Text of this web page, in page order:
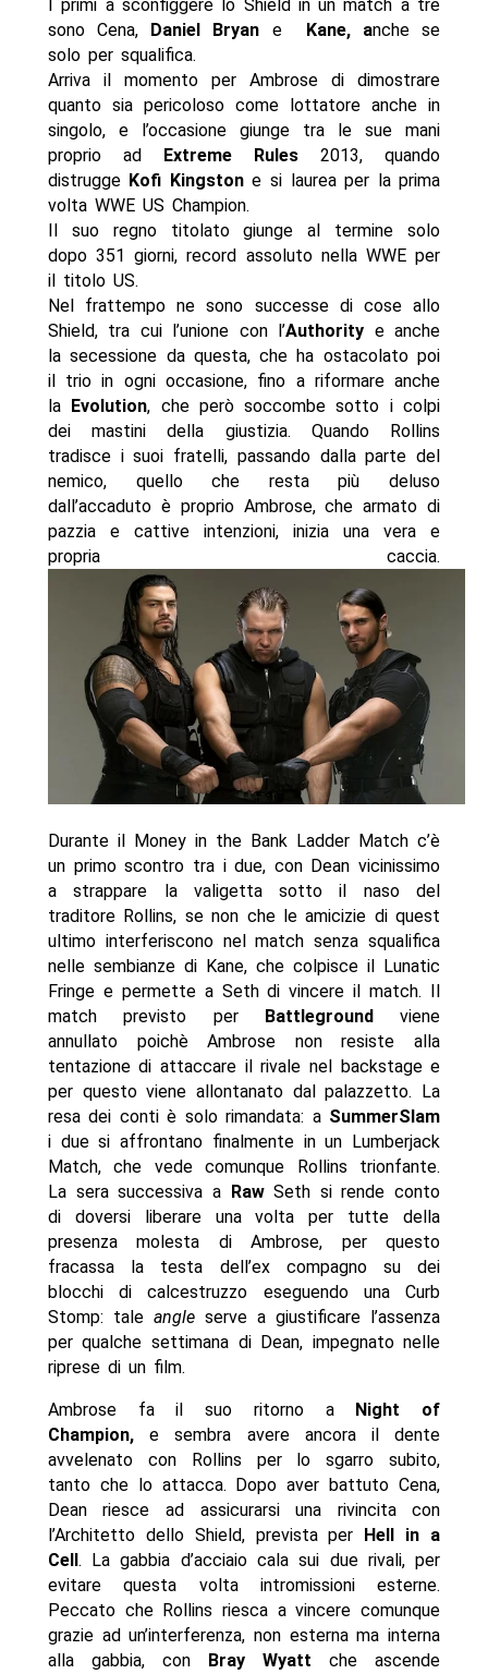
I primi a sconfiggere lo Shield in un match a tre
sono Cena,
Daniel Bryan e Kane, anche se
solo per squalifica.
Arriva il momento per Ambrose di dimostrare
quanto sia pericoloso come lottatore anche in
singolo, e l’occasione giunge tra le sue mani
proprio ad
Extreme Rules 2013, quando
distrugge Kofi Kingstone si laurea per la prima
volta WWE US Champion.
Il suo regno titolato giunge al termine solo
dopo 351 giorni, record assoluto nella WWE per
il titolo US.
Nel frattempo ne sono successe di cose allo
Shield, tra cui l’unione con l’Authority e anche
la secessione da questa, che ha ostacolato poi
il trio in ogni occasione, fino a riformare anche
la
Evolution, che però soccombe sotto i colpi
dei mastini della giustizia. Quando Rollins
tradisce i suoi fratelli, passando dalla parte del
nemico, quello che resta più deluso
dall’accaduto è proprio Ambrose, che armato di
pazzia e cattive intenzioni, inizia una vera e
propria caccia.
Durante il Money in the Bank Ladder Match c’è
un primo scontro tra i due, con Dean vicinissimo
a strappare la valigetta sotto il naso del
traditore Rollins, se non che le amicizie di quest
ultimo interferiscono nel match senza squalifica
nelle sembianze di Kane, che colpisce il Lunatic
Fringe e permette a Seth di vincere il match. Il
match previsto per
Battleground viene
annullato poichè Ambrose non resiste alla
tentazione di attaccare il rivale nel backstage e
per questo viene allontanato dal palazzetto. La
resa dei conti è solo rimandata: a SummerSlam
i due si affrontano finalmente in un Lumberjack
Match, che vede comunque Rollins trionfante.
La sera successiva a
RawSeth si rende conto
di doversi liberare una volta per tutte della
presenza molesta di Ambrose, per questo
fracassa la testa dell’ex compagno su dei
blocchi di calcestruzzo eseguendo una Curb
Stomp: tale angleserve a giustificare l’assenza
per qualche settimana di Dean, impegnato nelle
riprese di un film.
Ambrose fa il suo ritorno a
Night of
Champion,e sembra avere ancora il dente
avvelenato con Rollins per lo sgarro subito,
tanto che lo attacca. Dopo aver battuto Cena,
Dean riesce ad assicurarsi una rivincita con
l’Architetto dello Shield, prevista per
Hell in a
Cell . La gabbia d’acciaio cala sui due rivali, per
evitare questa volta intromissioni esterne.
Peccato che Rollins riesca a vincere comunque
grazie ad un’interferenza, non esterna ma interna
alla gabbia, con
Bray Wyatt che ascende